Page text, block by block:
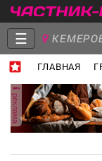
☰
ГЛАВНАЯ
Главная
реклама